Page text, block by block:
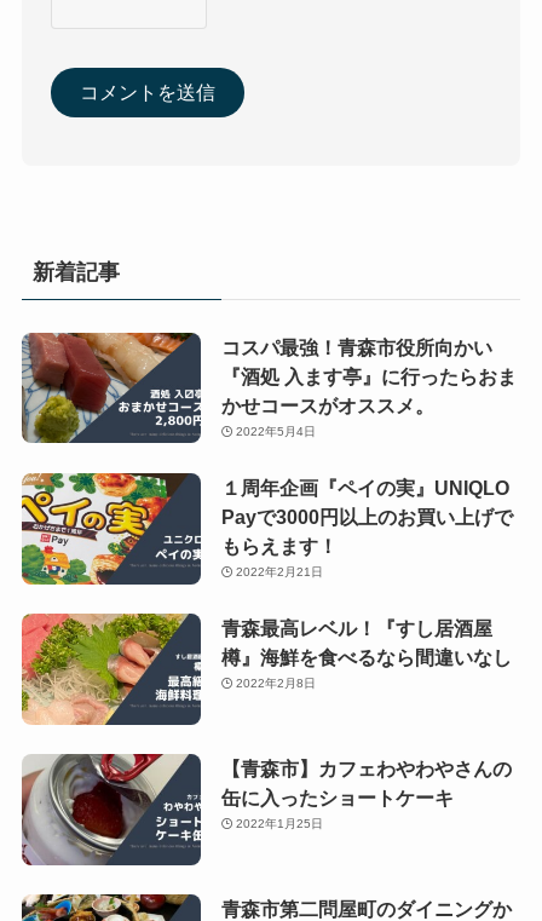
新着記事
コスパ最強！青森市役所向かい
『酒処 入ます亭』に行ったらおま
かせコースがオススメ。
2022年5月4日
１周年企画『ペイの実』UNIQLO
Payで3000円以上のお買い上げで
もらえます！
2022年2月21日
青森最高レベル！『すし居酒屋
樽』海鮮を食べるなら間違いなし
2022年2月8日
【青森市】カフェわやわやさんの
缶に入ったショートケーキ
2022年1月25日
青森市第二問屋町のダイニングか